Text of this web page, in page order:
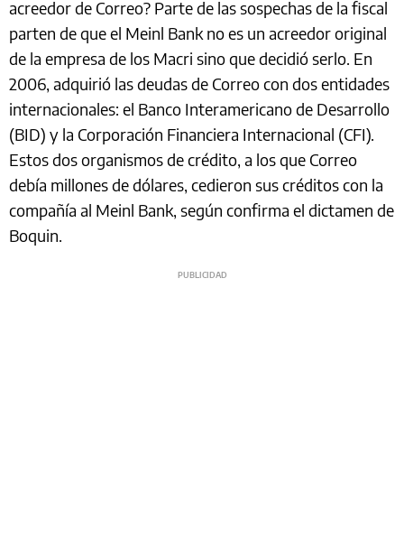
acreedor de Correo? Parte de las sospechas de la fiscal
parten de que el Meinl Bank no es un acreedor original
de la empresa de los Macri sino que decidió serlo. En
2006, adquirió las deudas de Correo con dos entidades
internacionales: el Banco Interamericano de Desarrollo
(BID) y la Corporación Financiera Internacional (CFI).
Estos dos organismos de crédito, a los que Correo
debía millones de dólares, cedieron sus créditos con la
compañía al Meinl Bank, según confirma el dictamen de
Boquin.